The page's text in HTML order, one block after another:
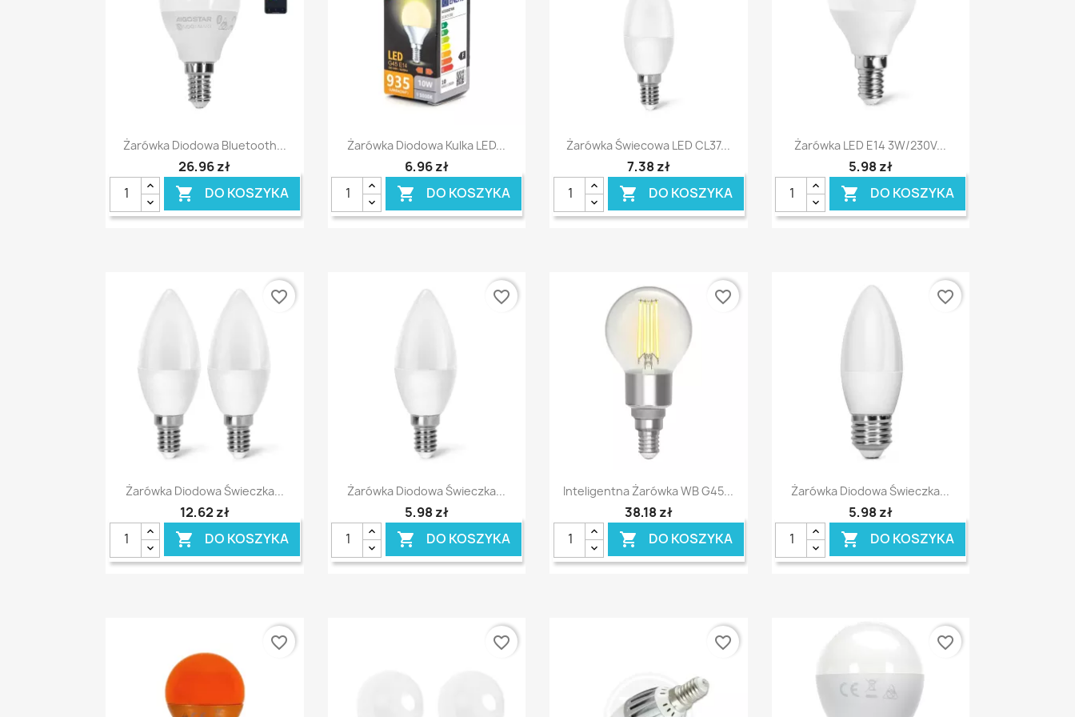
Szybki podgląd
Żarówka Diodowa Bluetooth...
26,96 zł
 DO KOSZYKA
Szybki podgląd
Żarówka Diodowa Kulka LED...
6,96 zł
 DO KOSZYKA
Szybki podgląd
Żarówka Świecowa LED CL37...
7,38 zł
 DO KOSZYKA
Szybki podgląd
Żarówka LED E14 3W/230V...
5,98 zł
 DO KOSZYKA
Szybki podgląd
Żarówka Diodowa Świeczka...
12,62 zł
 DO KOSZYKA
favorite_border
Szybki podgląd
Żarówka Diodowa Świeczka...
5,98 zł
 DO KOSZYKA
favorite_border
Szybki podgląd
Inteligentna Żarówka WB G45...
38,18 zł
 DO KOSZYKA
favorite_border
Szybki podgląd
Żarówka Diodowa Świeczka...
5,98 zł
 DO KOSZYKA
favorite_border
favorite_border favorite_border favorite_border favorite_border